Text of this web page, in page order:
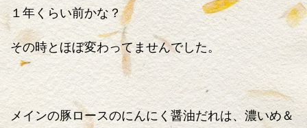
１年くらい前かな？
その時とほぼ変わってませんでした。
メインの豚ロースのにんにく醤油だれは、濃いめ＆